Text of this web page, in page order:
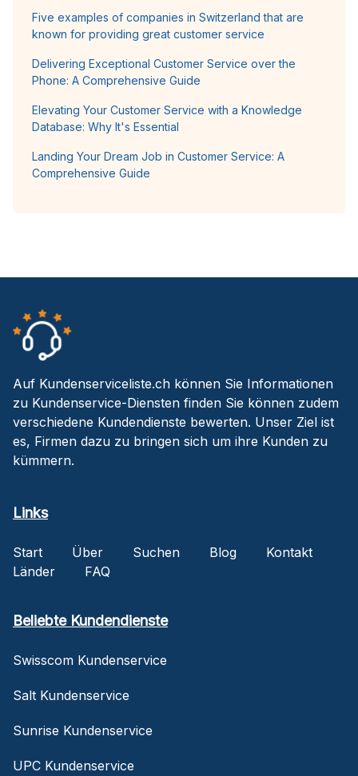
Five examples of companies in Switzerland that are
known for providing great customer service
Delivering Exceptional Customer Service over the
Phone: A Comprehensive Guide
Elevating Your Customer Service with a Knowledge
Database: Why It's Essential
Landing Your Dream Job in Customer Service: A
Comprehensive Guide
Auf Kundenserviceliste.ch können Sie Informationen
zu Kundenservice-Diensten finden Sie können zudem
verschiedene Kundendienste bewerten. Unser Ziel ist
es, Firmen dazu zu bringen sich um ihre Kunden zu
kümmern.
Links
Start Über Suchen Blog
Kontakt
Länder
FAQ
Beliebte Kundendienste
Swisscom Kundenservice
Salt Kundenservice
Sunrise Kundenservice
UPC Kundenservice